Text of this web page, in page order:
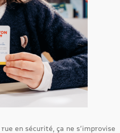
en sécurité, ça ne s’improvise